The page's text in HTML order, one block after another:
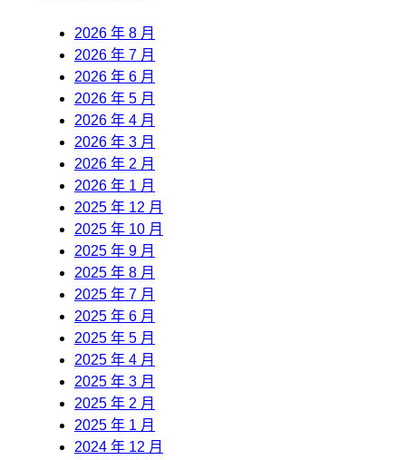
2026 年 8 月
2026 年 7 月
2026 年 6 月
2026 年 5 月
2026 年 4 月
2026 年 3 月
2026 年 2 月
2026 年 1 月
2025 年 12 月
2025 年 10 月
2025 年 9 月
2025 年 8 月
2025 年 7 月
2025 年 6 月
2025 年 5 月
2025 年 4 月
2025 年 3 月
2025 年 2 月
2025 年 1 月
2024 年 12 月